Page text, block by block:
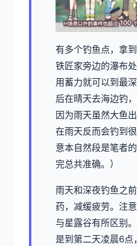
有多个钓鱼点，拿
铁匠家旁边的瀑布
用蓄力就可以到最
后在晴天去海边钓
因为雨天虽然大鱼
在雨天反而会钓到
意本自然段是笔者
完总共准确。）
雨天和深夜钓鱼之
药，减缓疲劳。注
与星露谷有所区别
是到第二天凌晨6点